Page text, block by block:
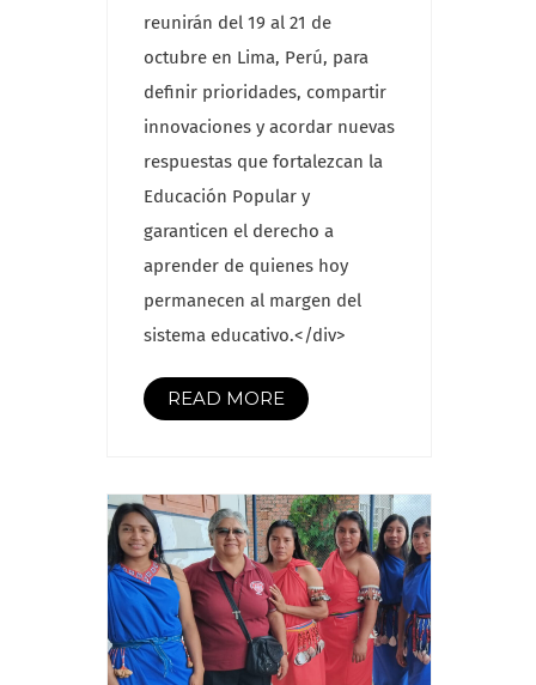
reunirán del 19 al 21 de
octubre en Lima, Perú, para
definir prioridades, compartir
innovaciones y acordar nuevas
respuestas que fortalezcan la
Educación Popular y
garanticen el derecho a
aprender de quienes hoy
permanecen al margen del
sistema educativo.</div>
READ MORE